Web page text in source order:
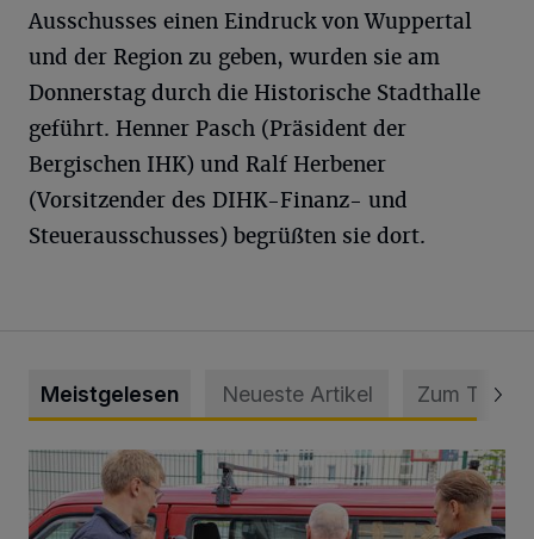
Ausschusses einen Eindruck von Wuppertal
und der Region zu geben, wurden sie am
Donnerstag durch die Historische Stadthalle
geführt. Henner Pasch (Präsident der
Bergischen IHK) und Ralf Herbener
(Vorsitzender des DIHK-Finanz- und
Steuerausschusses) begrüßten sie dort.
Meistgelesen Neueste Artikel Zum Thema
Feuerwehr befreit Kind aus verschlossenem VW Bulli